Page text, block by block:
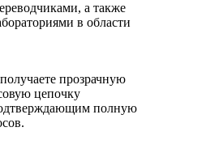
а также
в области
прозрачную
цепочку
полную